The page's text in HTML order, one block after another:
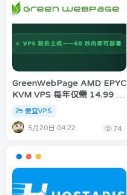
GreenWebPage AMD EPYC
KVM VPS 每年仅需 14.99 欧
元起 美国/欧盟/亚洲 五折优惠
便宜VPS
5月20日 04:22 74